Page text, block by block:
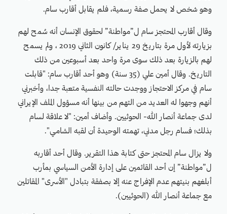
وهو شخص لا يحمل صفة رسمية، فلم يقابل أقارب سام.
وقال أقارب المحتجز سام ل”مواطنة” لحقوق الإنسان أنه سُمح لهم
بزيارته لأول مرة بتاريخ 29 يناير/ كانون الثاني 2019 ، ولم يسمح
لهم بالزيارة بعد ذلك سوى مرة واحد بعد أسبوعين من ذلك
التاريخ. وقال أمين علي (35 سنة) وهو أحد أقارب سام: "قابلت
سام في مركز الاحتجاز ووجدت حالته النفسية متعبة جدا، وأخبرني
أنهم وجهوا له العديد من التهم من بينها أنه مسؤول الملف الإيراني
لدى جماعة أنصار الله- الحوثيين. وأضاف أمين: "لا علاقة لسام
بذلك؛ فسام رجل مدني، تهمته الوحيدة أن لقبه الشامي".
ولا يزال سام المحتجز حتى كتابة هذا التقرير. وقال أحد أقاربه
ل”مواطنة” إن أحد القائمين على إدارة الأمن السياسي بمأرب
أبلغهم بنيتهم عدم الإفراج عنه إلا بصفقة بتبادل "الأسرى" المقاتلين
مع جماعة أنصار الله (الحوثيين).